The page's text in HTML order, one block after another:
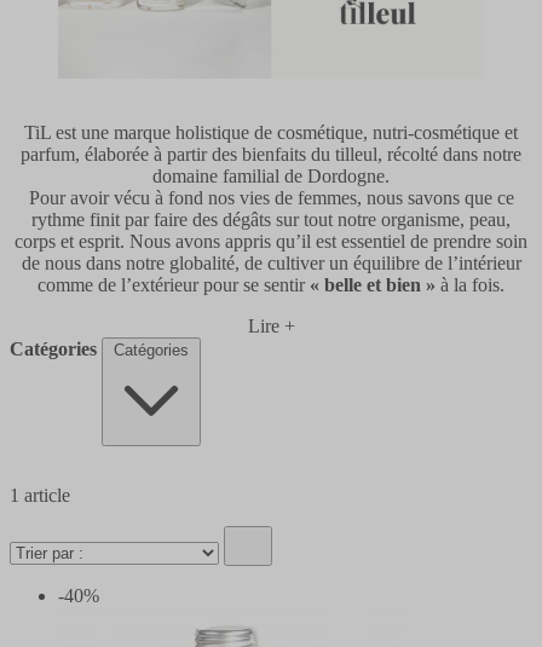
TiL est une marque holistique de cosmétique, nutri-cosmétique et
parfum, élaborée à partir des bienfaits du tilleul, récolté dans notre
domaine familial de Dordogne.
Pour avoir vécu à fond nos vies de femmes, nous savons que ce
rythme finit par faire des dégâts sur tout notre organisme, peau,
corps et esprit. Nous avons appris qu’il est essentiel de prendre soin
de nous dans notre globalité, de cultiver un équilibre de l’intérieur
comme de l’extérieur pour se sentir « belle et bien » à la fois.
Lire +
Catégories
Catégories
1 article
-40%